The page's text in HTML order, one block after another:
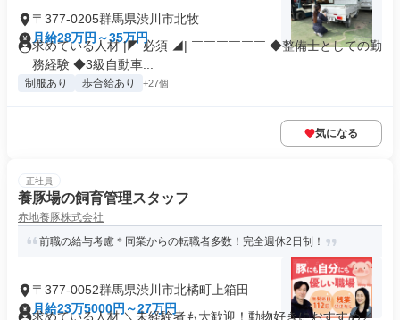
〒377-0205群馬県渋川市北牧
月給28万円～35万円
求めている人材 |◤ 必須 ◢| ￣￣￣￣￣￣ ◆整備士としての勤
務経験 ◆3級自動車...
制服あり 歩合給あり +27個
気になる
正社員
養豚場の飼育管理スタッフ
赤地養豚株式会社
前職の給与考慮＊同業からの転職者多数！完全週休2日制！
〒377-0052群馬県渋川市北橘町上箱田
月給23万5000円～27万円
求めている人材 ＼未経験者も大歓迎！動物好きにおすすめ／